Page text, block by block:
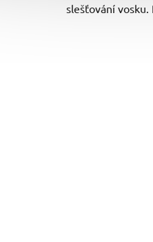
slešťování vosku.